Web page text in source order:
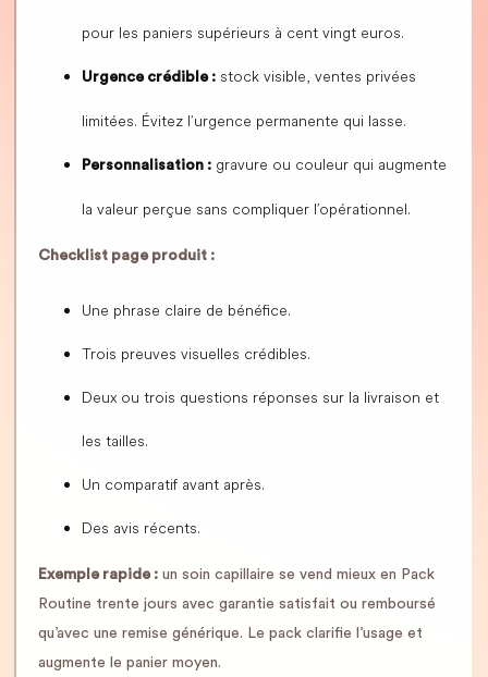
pour les paniers supérieurs à cent vingt euros.
Urgence crédible : stock visible, ventes privées
limitées. Évitez l’urgence permanente qui lasse.
Personnalisation : gravure ou couleur qui augmente
la valeur perçue sans compliquer l’opérationnel.
Checklist page produit :
Une phrase claire de bénéfice.
Trois preuves visuelles crédibles.
Deux ou trois questions réponses sur la livraison et
les tailles.
Un comparatif avant après.
Des avis récents.
Exemple rapide : un soin capillaire se vend mieux en Pack
Routine trente jours avec garantie satisfait ou remboursé
qu’avec une remise générique. Le pack clarifie l’usage et
augmente le panier moyen.